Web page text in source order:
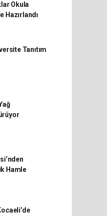
Okula
Hazırlandı
Tanıtım
Hamle